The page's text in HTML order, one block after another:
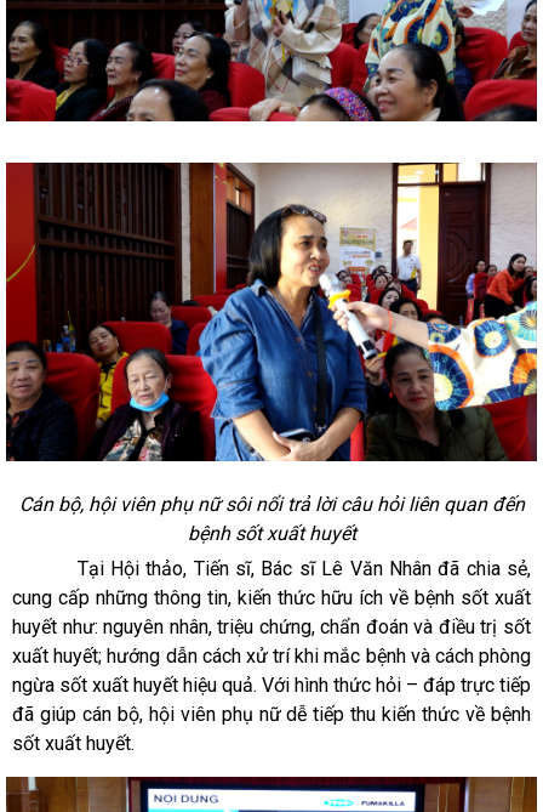
Cán bộ, hội viên phụ nữ sôi nổi trả lời câu hỏi liên quan đến
bệnh sốt xuất huyết
Tại Hội thảo, Tiến sĩ, Bác sĩ Lê Văn Nhân đã chia sẻ,
cung cấp những thông tin, kiến thức hữu ích về bệnh sốt xuất
huyết như: nguyên nhân, triệu chứng, chẩn đoán và điều trị sốt
xuất huyết; hướng dẫn cách xử trí khi mắc bệnh và cách phòng
ngừa sốt xuất huyết hiệu quả. Với hình thức hỏi – đáp trực tiếp
đã giúp cán bộ, hội viên phụ nữ dễ tiếp thu kiến thức về bệnh
sốt xuất huyết.